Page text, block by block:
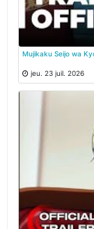
Mujikaku Seijo wa
jeu. 23 juil. 2026